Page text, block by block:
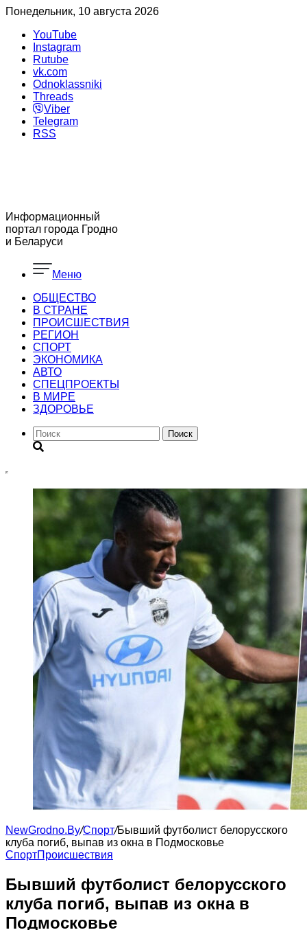
Понедельник, 10 августа 2026
YouTube
Instagram
Rutube
vk.com
Odnoklassniki
Threads
Viber
Telegram
RSS
Информационный
портал города Гродно
и Беларуси
Меню
ОБЩЕСТВО
В СТРАНЕ
ПРОИСШЕСТВИЯ
РЕГИОН
CПОРТ
ЭКОНОМИКА
АВТО
СПЕЦПРОЕКТЫ
В МИРЕ
ЗДОРОВЬЕ
Поиск
NewGrodno.By/Cпорт/Бывший футболист белорусского
клуба погиб, выпав из окна в Подмосковье
CпортПроисшествия
Бывший футболист белорусского
клуба погиб, выпав из окна в
Подмосковье